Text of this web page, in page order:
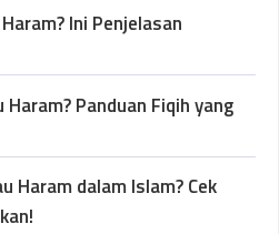
Ini Penjelasan
Panduan Fiqih yang
Haram dalam Islam? Cek